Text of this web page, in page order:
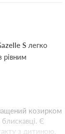
S легко
рівним
козирком
Є
з дитиною.